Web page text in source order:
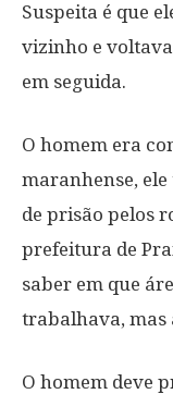
Suspeita é que
vizinho e
em seguida.
O homem era
maranhense,
de prisão pelos
prefeitura de
saber em que
trabalhava, mas
O homem deve